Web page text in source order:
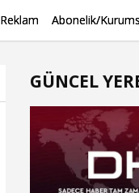
Reklam Abonelik/
GÜNCEL